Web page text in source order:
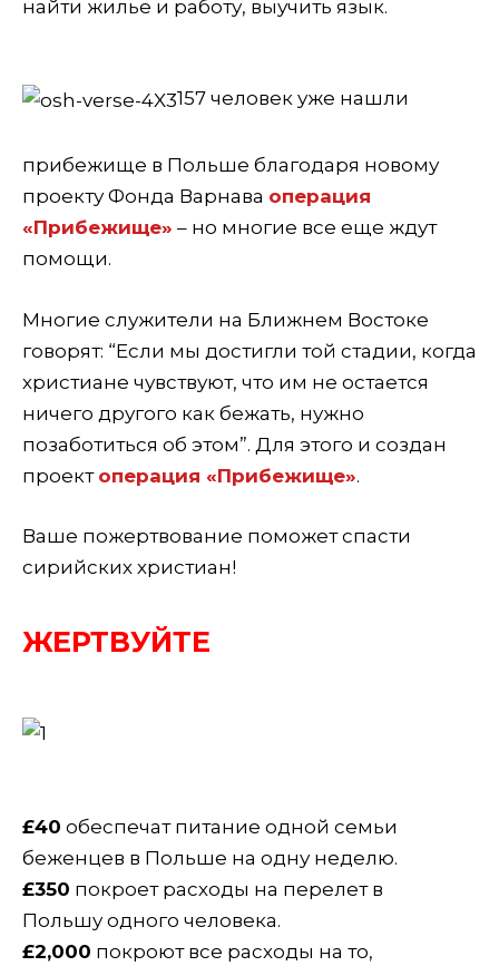
найти жилье и работу, выучить язык.
157 человек уже нашли
прибежище в Польше благодаря новому
проекту Фонда Варнава операция
«Прибежище» – но многие все еще ждут
помощи.
Многие служители на Ближнем Востоке
говорят: “Если мы достигли той стадии, когда
христиане чувствуют, что им не остается
ничего другого как бежать, нужно
позаботиться об этом”. Для этого и создан
проект операция «Прибежище».
Ваше пожертвование поможет спасти
сирийских христиан!
ЖЕРТВУЙТЕ
£40 обеспечат питание одной семьи
беженцев в Польше на одну неделю.
£350 покроет расходы на перелет в
Польшу одного человека.
£2,000 покроют все расходы на то,